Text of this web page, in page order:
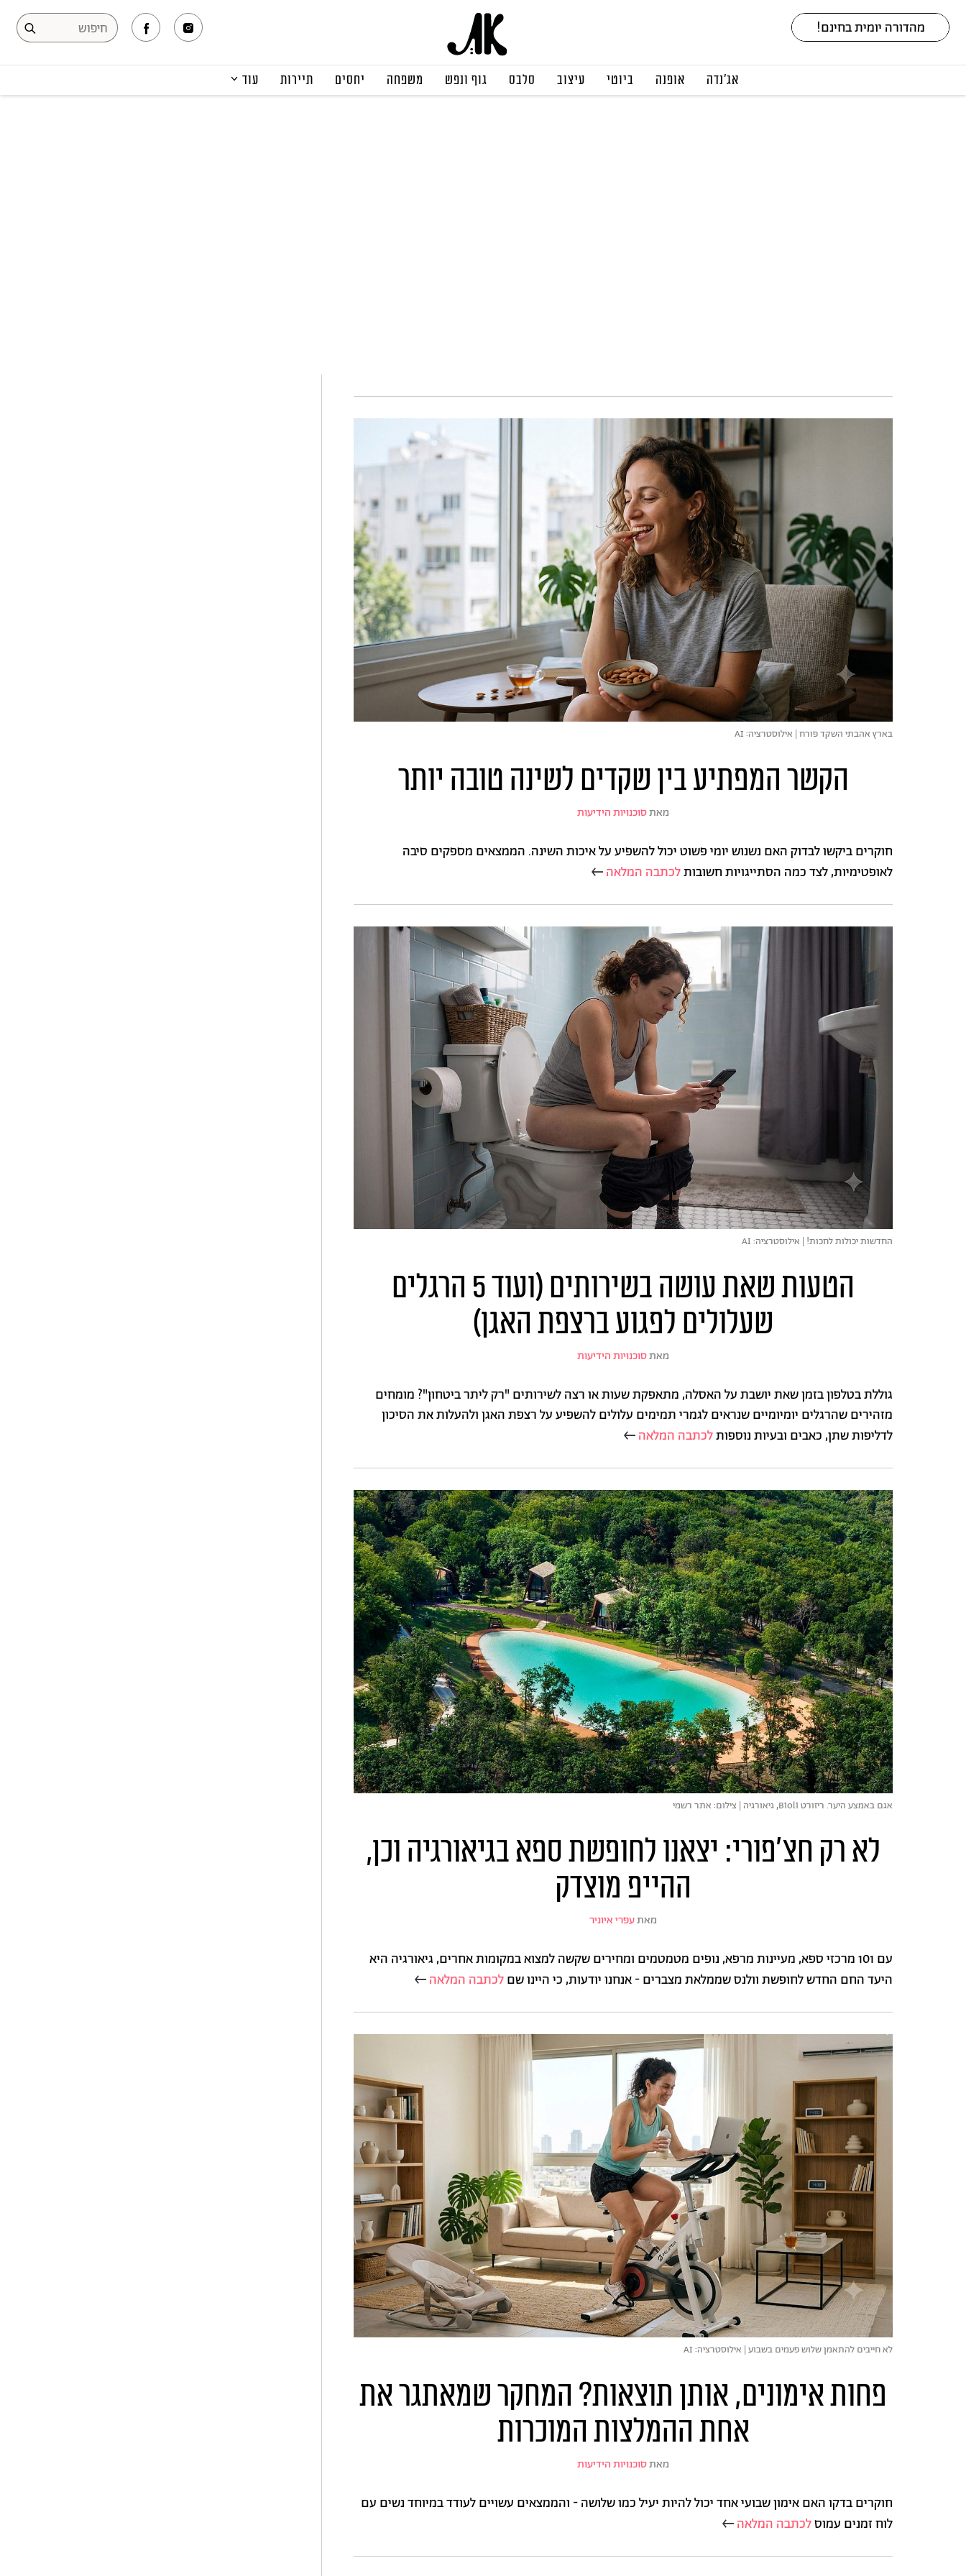
אג׳נדה אופנה ביוטי עיצוב סלבס גוף ונפש משפחה יחסים תיירות עוד
בארץ אהבתי השקד פורח | אילוסטרציה: AI
הקשר המפתיע בין שקדים לשינה טובה יותר
מאתסוכנויות הידיעות
חוקרים ביקשו לבדוק האם נשנוש יומי פשוט יכול להשפיע על איכות השינה. הממצאים מספקים סיבה
לאופטימיות, לצד כמה הסתייגויות חשובותלכתבה המלאה
החדשות יכולות לחכות! | אילוסטרציה: AI
הטעות שאת עושה בשירותים (ועוד 5 הרגלים
שעלולים לפגוע ברצפת האגן)
מאתסוכנויות הידיעות
גוללת בטלפון בזמן שאת יושבת על האסלה, מתאפקת שעות או רצה לשירותים "רק ליתר ביטחון"? מומחים
מזהירים שהרגלים יומיומיים שנראים לגמרי תמימים עלולים להשפיע על רצפת האגן ולהעלות את הסיכון
לדליפות שתן, כאבים ובעיות נוספותלכתבה המלאה
אגם באמצע היער. ריזורט Bioli, גיאורגיה | צילום: אתר רשמי
לא רק חצ'פורי: יצאנו לחופשת ספא בגיאורגיה וכן,
ההייפ מוצדק
מאתעפרי איוניר
עם 101 מרכזי ספא, מעיינות מרפא, נופים מטמטמים ומחירים שקשה למצוא במקומות אחרים, גיאורגיה היא
היעד החם החדש לחופשת וולנס שממלאת מצברים - אנחנו יודעות, כי היינו שםלכתבה המלאה
לא חייבים להתאמן שלוש פעמים בשבוע | אילוסטרציה: AI
פחות אימונים, אותן תוצאות? המחקר שמאתגר את
אחת ההמלצות המוכרות
מאתסוכנויות הידיעות
חוקרים בדקו האם אימון שבועי אחד יכול להיות יעיל כמו שלושה - והממצאים עשויים לעודד במיוחד נשים עם
לוח זמנים עמוסלכתבה המלאה